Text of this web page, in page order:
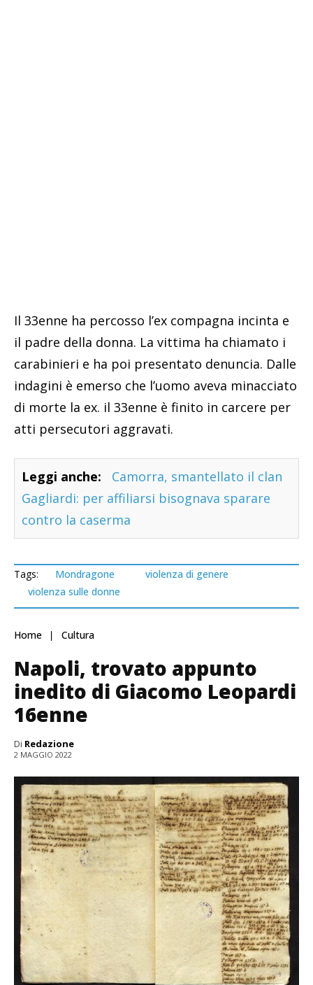
Il 33enne ha percosso l’ex compagna incinta e
il padre della donna. La vittima ha chiamato i
carabinieri e ha poi presentato denuncia. Dalle
indagini è emerso che l’uomo aveva minacciato
di morte la ex. il 33enne è finito in carcere per
atti persecutori aggravati.
Leggi anche:
Camorra, smantellato il clan
Gagliardi: per affiliarsi bisognava sparare
contro la caserma
Tags: Mondragone
violenza di genere
violenza sulle donne
Home Cultura
Napoli, trovato appunto
inedito di Giacomo Leopardi
16enne
Di Redazione
2 MAGGIO 2022